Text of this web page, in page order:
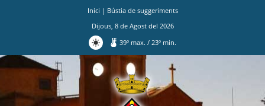
Inici | Bústia de suggeriments
Dijous, 8de Agostdel 2026
39º max./ 23º min.